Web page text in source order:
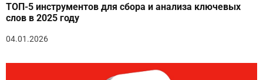
ТОП-5 инструментов для сбора и анализа ключевых
слов в 2025 году
04.01.2026